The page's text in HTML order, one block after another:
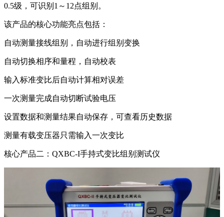
0.5级，可识别1～12点组别。
该产品的核心功能亮点包括：
自动测量接线组别，自动进行组别变换
自动切换相序和量程，自动校表
输入标准变比后自动计算相对误差
一次测量完成自动切断试验电压
设置数据和测量结果自动保存，可查看历史数据
测量有载变压器只需输入一次变比
核心产品二：QXBC-I手持式变比组别测试仪